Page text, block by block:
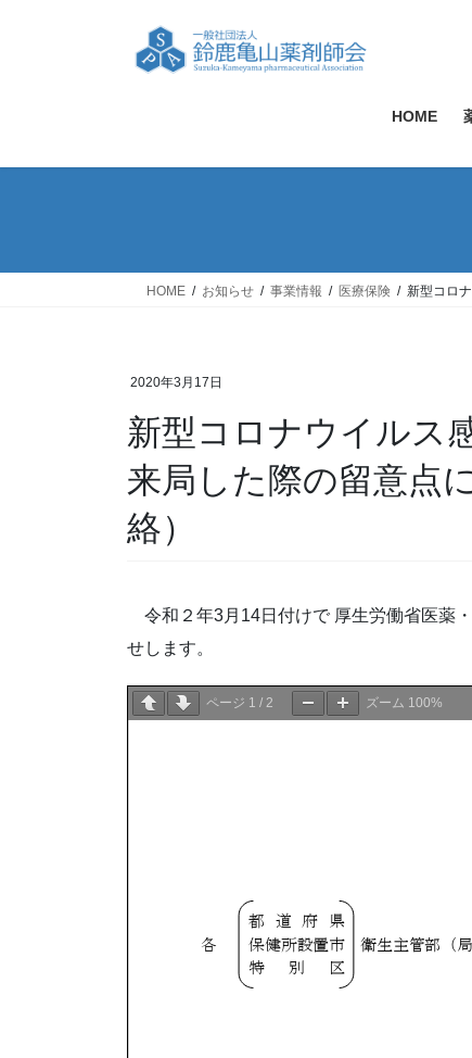
ス
ン
HOME
HOME お知らせ 事業情報 医療保険 新型コロ
2020年3月17日
新型コロナウイルス
来局した際の留意点
絡）
令和２年3月14日付けで 厚生労働省医薬
せします。
ページ 1 / 2 ズーム 100%